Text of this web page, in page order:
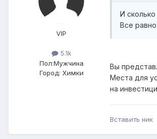
VIP
5.1k
Пол:Мужчина
Город: Химки
И
Все
Вы
Места для
на
Вставить ник